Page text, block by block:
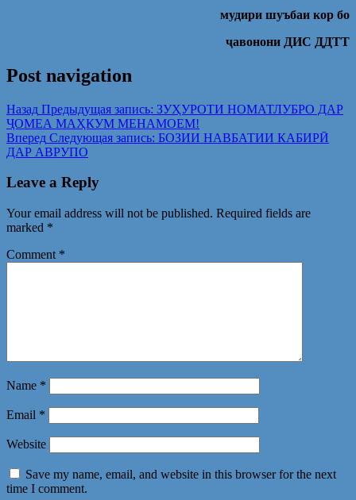
мудири шуъбаи кор бо
ҷавонони ДИС ДДТТ
Post navigation
Назад Предыдущая запись: ЗУҲУРОТИ НОМАТЛУБРО ДАР
ҶОМЕА МАҲКУМ МЕНАМОЕМ!
Вперед Следующая запись: БОЗИИ НАВБАТИИ КАБИРӢ
ДАР АВРУПО
Leave a Reply
Your email address will not be published. Required fields are
marked *
Comment *
Name *
Email *
Website
Save my name, email, and website in this browser for the next
time I comment.